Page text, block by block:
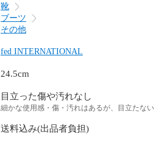
靴
ブーツ
その他
fed INTERNATIONAL
24.5cm
目立った傷や汚れなし
細かな使用感・傷・汚れはあるが、目立たない
送料込み(出品者負担)